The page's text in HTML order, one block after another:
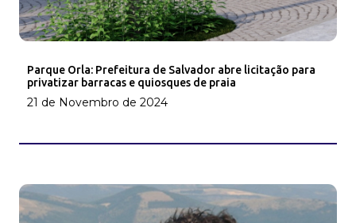
Parque Orla: Prefeitura de Salvador abre licitação para
privatizar barracas e quiosques de praia
21 de Novembro de 2024